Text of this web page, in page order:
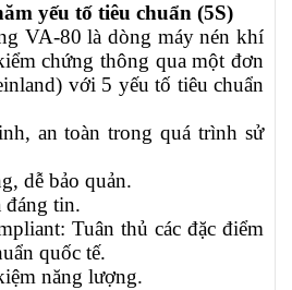
yếu tố tiêu chuẩn (5S)
VA-80 là dòng máy nén khí
chứng thông qua một đơn
với 5 yếu tố tiêu chuẩn
an toàn trong quá trình sử
dễ bảo quản.
đáng tin.
Tuân thủ các đặc điểm
quốc tế.
năng lượng.